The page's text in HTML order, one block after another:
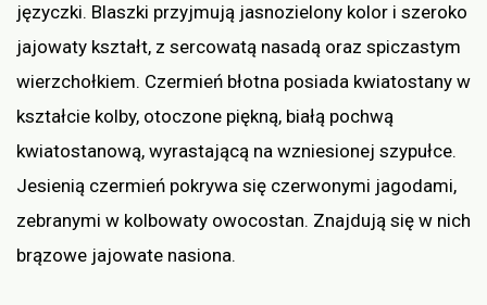
języczki. Blaszki przyjmują jasnozielony kolor i szeroko
jajowaty kształt, z sercowatą nasadą oraz spiczastym
wierzchołkiem. Czermień błotna posiada kwiatostany w
kształcie kolby, otoczone piękną, białą pochwą
kwiatostanową, wyrastającą na wzniesionej szypułce.
Jesienią czermień pokrywa się czerwonymi jagodami,
zebranymi w kolbowaty owocostan. Znajdują się w nich
brązowe jajowate nasiona.